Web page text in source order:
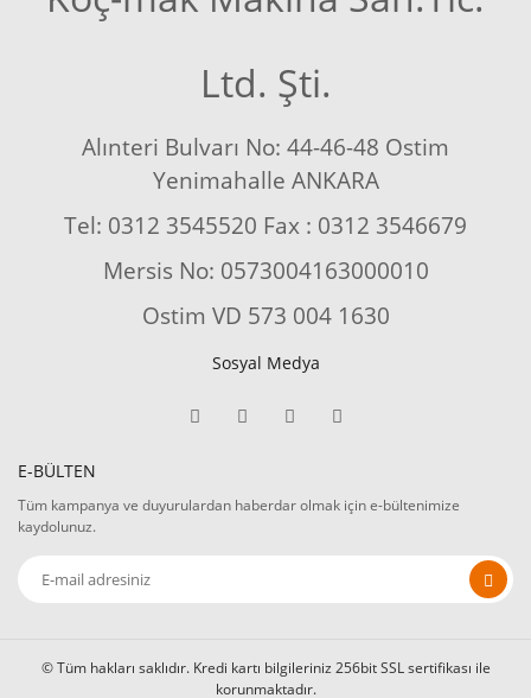
Ltd. Şti.
Alınteri Bulvarı No: 44-46-48 Ostim
Yenimahalle ANKARA
Tel: 0312 3545520 Fax : 0312 3546679
Mersis No: 0573004163000010
Ostim VD 573 004 1630
Sosyal Medya
E-BÜLTEN
Tüm kampanya ve duyurulardan haberdar olmak için e-bültenimize
kaydolunuz.
© Tüm hakları saklıdır. Kredi kartı bilgileriniz 256bit SSL sertifikası ile
korunmaktadır.